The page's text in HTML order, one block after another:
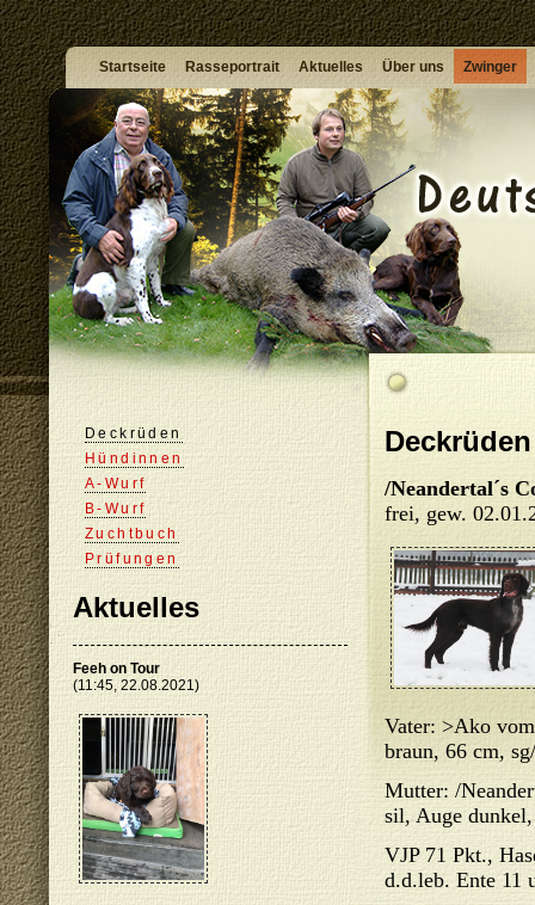
Startseite Rasseportrait Aktuelles Über uns Zwinger
Deckrüden
Hündinnen
A-Wurf
B-Wurf
Zuchtbuch
Prüfungen
Aktuelles
Feeh on Tour
(11:45, 22.08.2021)
Deckrüden
/Neandertal´s
frei, gew.
Vater: >Ako
braun, 66 cm,
Mutter: /
sil, Auge
VJP 71 Pkt.,
d.d.leb. Ente 11